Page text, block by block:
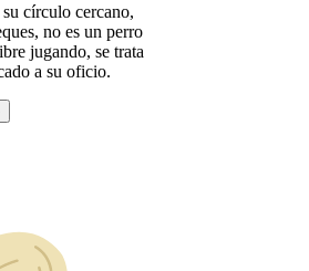
círculo cercano,
no es un perro
jugando, se trata
a su oficio.